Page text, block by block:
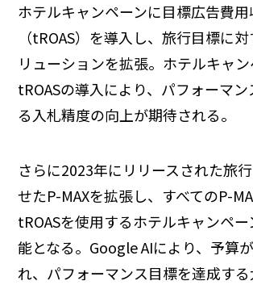
ホテルキャンペーンに目標広告費
（tROAS）を導入し、旅行目標に
リューションを拡張。ホテルキャ
tROASの導入により、パフォーマ
る入札精度の向上が期待される。
さらに2023年にリリースされた旅
せたP-MAXを拡張し、すべてのP-
tROASを使用するホテルキャンペ
能となる。Google AIにより、予算
れ、パフォーマンス目標を達成す